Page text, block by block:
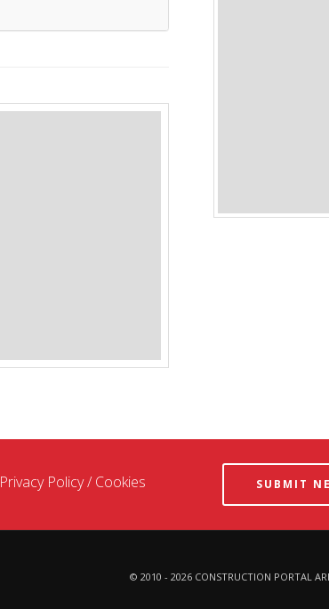
Privacy Policy / Cookies SUBMIT
© 2010 - 2026 CONSTRUCTION PORTAL